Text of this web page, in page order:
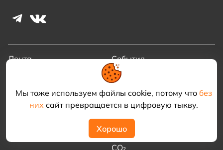
Мы тоже используем файлы cookie, потому что без
нихсайт превращается в цифровую тыкву.
Хорошо
Лента События
Библиотека
Видеотека
Обучение
Об обучении
Основы холодильной
техники
Холодильные системы на
CO₂